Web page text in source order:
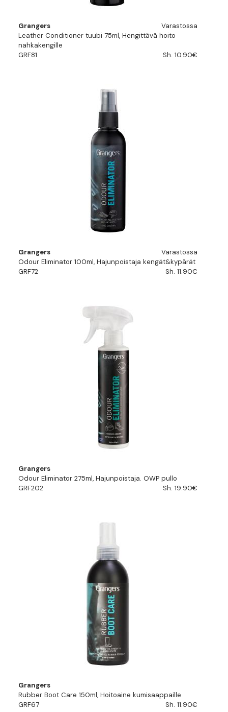
Grangers
Varastossa
Leather Conditioner tuubi 75ml, Hengittävä hoito
nahkakengille
GRF81
Sh. 10.90€
Grangers
Varastossa
Odour Eliminator 100ml, Hajunpoistaja kengät&kypärät
GRF72
Sh. 11.90€
Grangers
Odour Eliminator 275ml, Hajunpoistaja. OWP pullo
GRF202
Sh. 19.90€
Grangers
Rubber Boot Care 150ml, Hoitoaine kumisaappaille
GRF67
Sh. 11.90€